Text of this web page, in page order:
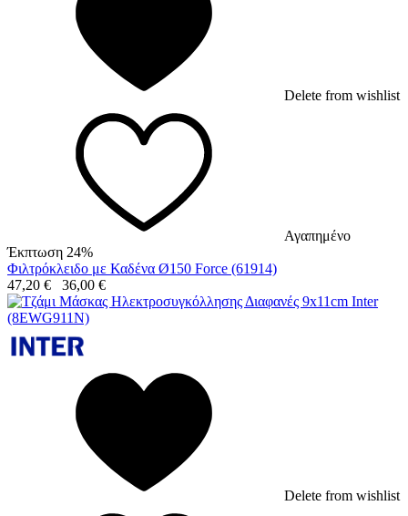
Delete from wishlist
Αγαπημένο
Έκπτωση 24%
Φιλτρόκλειδο με Καδένα Ø150 Force (61914)
47,20 € 36,00 €
Delete from wishlist